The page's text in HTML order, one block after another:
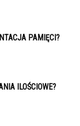
PAMIĘCI?
ILOŚCIOWE?